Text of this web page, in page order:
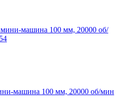
машина 100 мм, 20000 об/мин